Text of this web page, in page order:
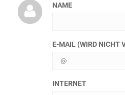
NAME
E-MAIL (WIRD NICHT
INTERNET